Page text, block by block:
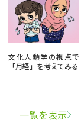
文化人類学の視点で
「月経」を考えてみる
一覧を表示